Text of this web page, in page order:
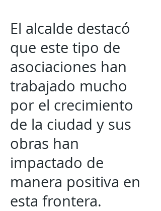
El alcalde destacó
que este tipo de
asociaciones han
trabajado mucho
por el crecimiento
de la ciudad y sus
obras han
impactado de
manera positiva en
esta frontera.